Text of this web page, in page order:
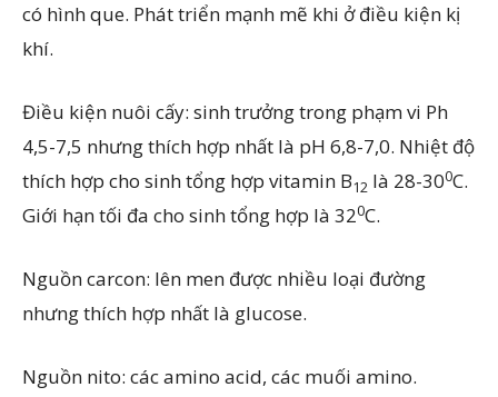
có hình que. Phát triển mạnh mẽ khi ở điều kiện kị
khí.
Điều kiện nuôi cấy: sinh trưởng trong phạm vi Ph
4,5-7,5 nhưng thích hợp nhất là pH 6,8-7,0. Nhiệt độ
thích hợp cho sinh tổng hợp vitamin B12 là 28-300C.
Giới hạn tối đa cho sinh tổng hợp là 320C.
Nguồn carcon: lên men được nhiều loại đường
nhưng thích hợp nhất là glucose.
Nguồn nito: các amino acid, các muối amino.